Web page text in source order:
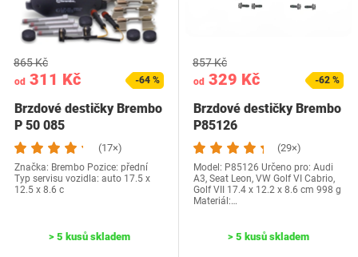
od 311 Kč
865 Kč
-64 %
Brzdové destičky Brembo
P 50 085
(17×)
Značka: Brembo Pozice: přední
Typ servisu vozidla: auto 17.5 x
12.5 x 8.6 c
> 5 kusů skladem
od 329 Kč
857 Kč
-62 %
Brzdové destičky Brembo
P85126
(29×)
Model: P85126 Určeno pro: Audi
A3, Seat Leon, VW Golf VI Cabrio,
Golf VII 17.4 x 12.2 x 8.6 cm ‎998 g
Materiál:…
> 5 kusů skladem